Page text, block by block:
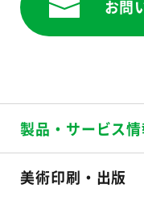
お問
製品・サービス
美術印刷・出版